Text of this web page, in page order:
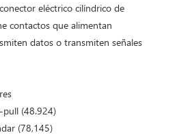
eléctrico cilíndrico de
contactos que alimentan
datos o transmiten señales
pull (48.924)
(78,145)